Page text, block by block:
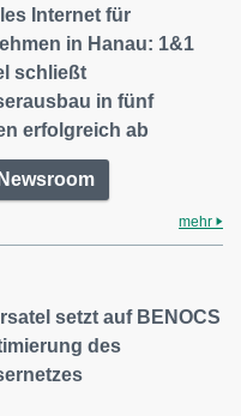
Internet für
in Hanau: 1&1
schließt
in fünf
erfolgreich ab
mehr
setzt auf BENOCS
des